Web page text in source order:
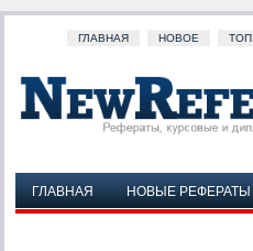
ГЛАВНАЯ НОВОЕ ТОП
ГЛАВНАЯ НОВЫЕ РЕФЕРАТЫ